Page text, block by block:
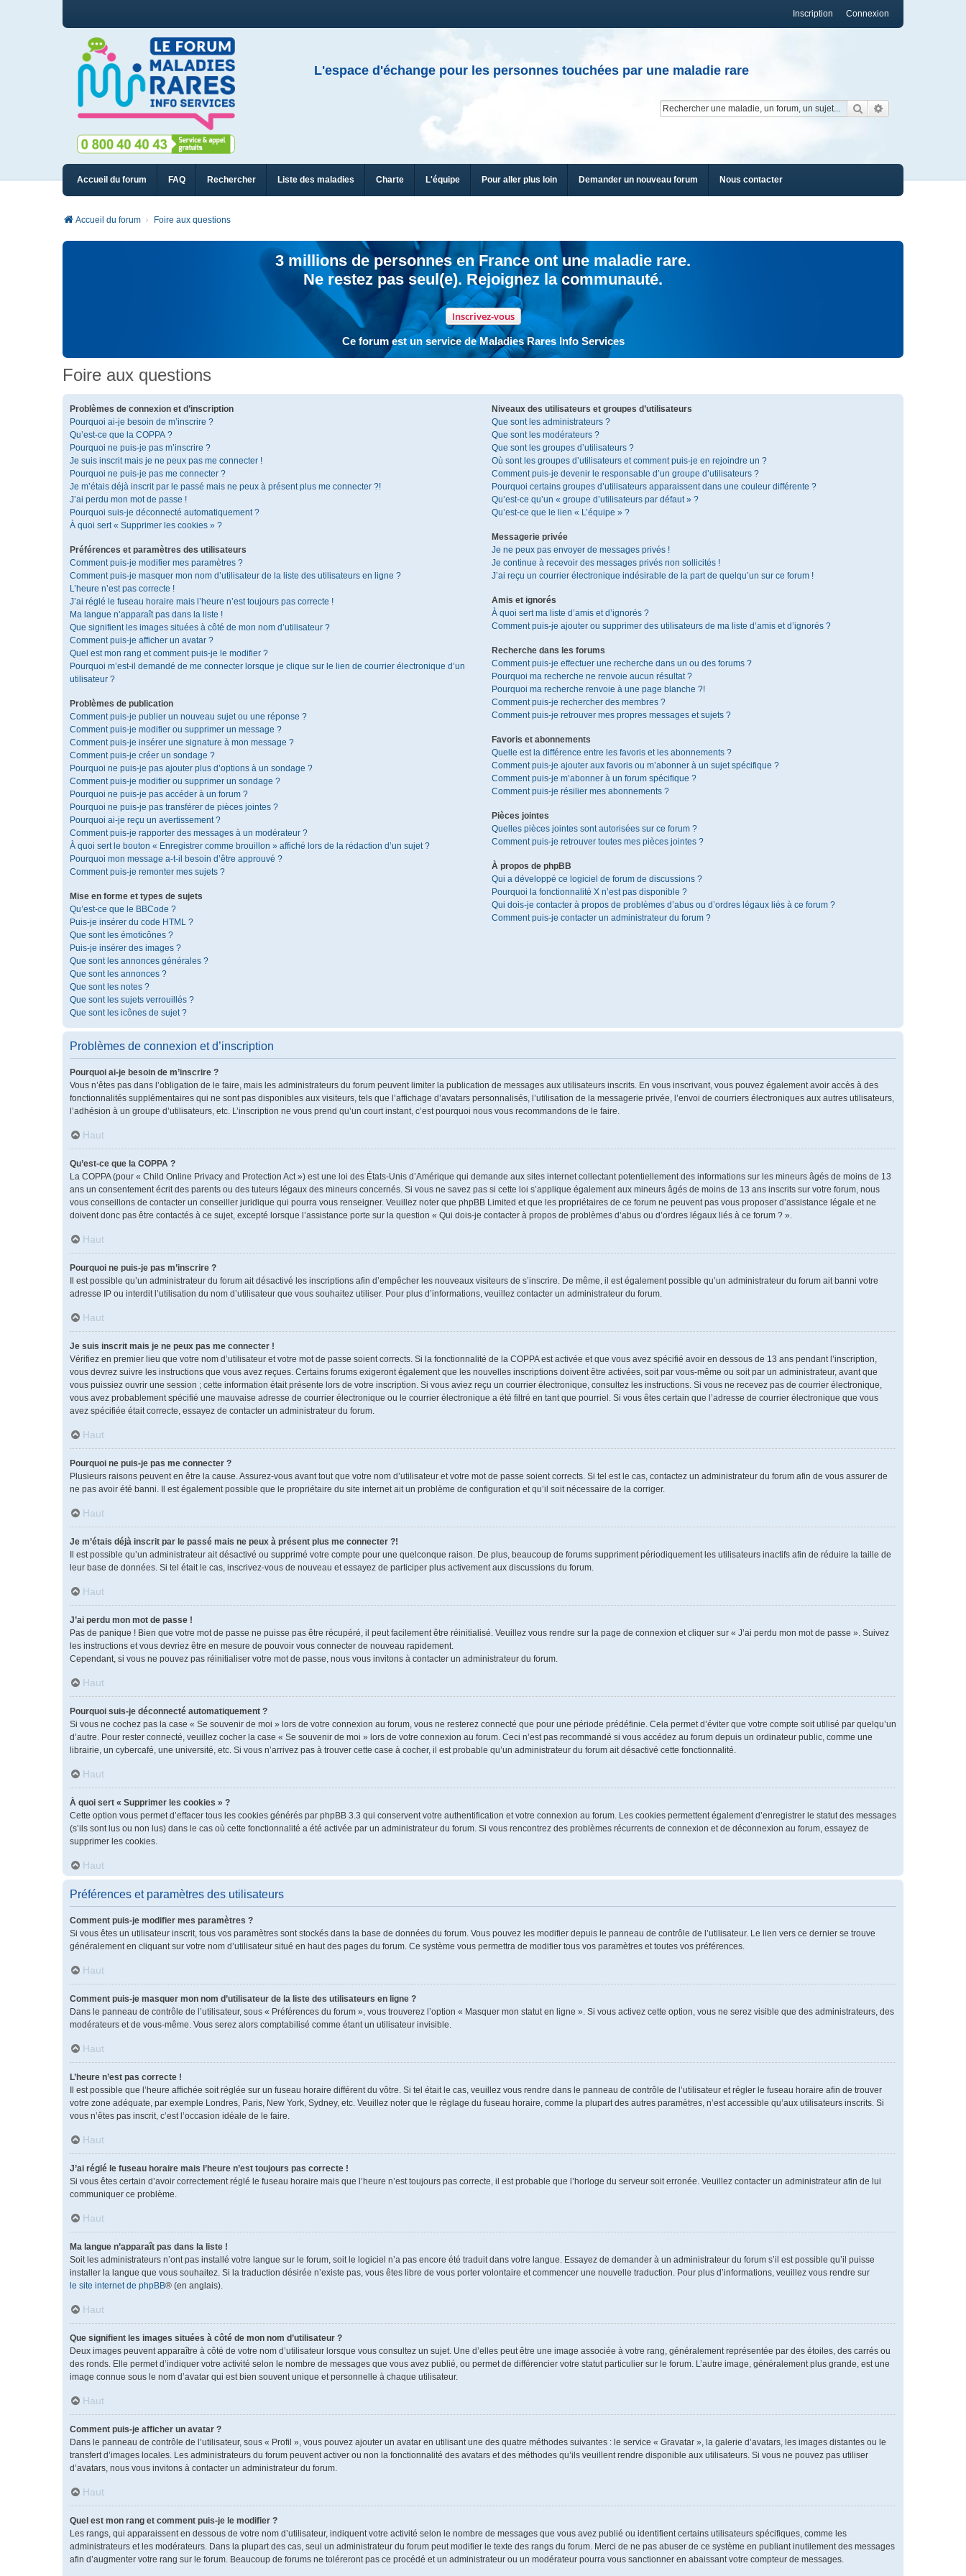
Connexion
Inscription
L'espace d'échange pour les personnes touchées par une maladie rare
Rechercher
Accueil du forum FAQ Rechercher Liste des maladies Charte L'équipe Pour aller plus loin Demander un nouveau forum Nous contacter
Accueil du forum Foire aux questions
3 millions de personnes en France ont une maladie rare.
Ne restez pas seul(e). Rejoignez la communauté.
Inscrivez-vous
Ce forum est un service de Maladies Rares Info Services
Foire aux questions
Problèmes de connexion et d’inscription
Pourquoi ai-je besoin de m’inscrire ?
Qu’est-ce que la COPPA ?
Pourquoi ne puis-je pas m’inscrire ?
Je suis inscrit mais je ne peux pas me connecter !
Pourquoi ne puis-je pas me connecter ?
Je m’étais déjà inscrit par le passé mais ne peux à présent plus me connecter ?!
J’ai perdu mon mot de passe !
Pourquoi suis-je déconnecté automatiquement ?
À quoi sert « Supprimer les cookies » ?
Préférences et paramètres des utilisateurs
Comment puis-je modifier mes paramètres ?
Comment puis-je masquer mon nom d’utilisateur de la liste des utilisateurs en ligne ?
L’heure n’est pas correcte !
J’ai réglé le fuseau horaire mais l’heure n’est toujours pas correcte !
Ma langue n’apparaît pas dans la liste !
Que signifient les images situées à côté de mon nom d’utilisateur ?
Comment puis-je afficher un avatar ?
Quel est mon rang et comment puis-je le modifier ?
Pourquoi m’est-il demandé de me connecter lorsque je clique sur le lien de courrier électronique d’un
utilisateur ?
Problèmes de publication
Comment puis-je publier un nouveau sujet ou une réponse ?
Comment puis-je modifier ou supprimer un message ?
Comment puis-je insérer une signature à mon message ?
Comment puis-je créer un sondage ?
Pourquoi ne puis-je pas ajouter plus d’options à un sondage ?
Comment puis-je modifier ou supprimer un sondage ?
Pourquoi ne puis-je pas accéder à un forum ?
Pourquoi ne puis-je pas transférer de pièces jointes ?
Pourquoi ai-je reçu un avertissement ?
Comment puis-je rapporter des messages à un modérateur ?
À quoi sert le bouton « Enregistrer comme brouillon » affiché lors de la rédaction d’un sujet ?
Pourquoi mon message a-t-il besoin d’être approuvé ?
Comment puis-je remonter mes sujets ?
Mise en forme et types de sujets
Qu’est-ce que le BBCode ?
Puis-je insérer du code HTML ?
Que sont les émoticônes ?
Puis-je insérer des images ?
Que sont les annonces générales ?
Que sont les annonces ?
Que sont les notes ?
Que sont les sujets verrouillés ?
Que sont les icônes de sujet ?
Niveaux des utilisateurs et groupes d’utilisateurs
Que sont les administrateurs ?
Que sont les modérateurs ?
Que sont les groupes d’utilisateurs ?
Où sont les groupes d’utilisateurs et comment puis-je en rejoindre un ?
Comment puis-je devenir le responsable d’un groupe d’utilisateurs ?
Pourquoi certains groupes d’utilisateurs apparaissent dans une couleur différente ?
Qu’est-ce qu’un « groupe d’utilisateurs par défaut » ?
Qu’est-ce que le lien « L’équipe » ?
Messagerie privée
Je ne peux pas envoyer de messages privés !
Je continue à recevoir des messages privés non sollicités !
J’ai reçu un courrier électronique indésirable de la part de quelqu’un sur ce forum !
Amis et ignorés
À quoi sert ma liste d’amis et d’ignorés ?
Comment puis-je ajouter ou supprimer des utilisateurs de ma liste d’amis et d’ignorés ?
Recherche dans les forums
Comment puis-je effectuer une recherche dans un ou des forums ?
Pourquoi ma recherche ne renvoie aucun résultat ?
Pourquoi ma recherche renvoie à une page blanche ?!
Comment puis-je rechercher des membres ?
Comment puis-je retrouver mes propres messages et sujets ?
Favoris et abonnements
Quelle est la différence entre les favoris et les abonnements ?
Comment puis-je ajouter aux favoris ou m’abonner à un sujet spécifique ?
Comment puis-je m’abonner à un forum spécifique ?
Comment puis-je résilier mes abonnements ?
Pièces jointes
Quelles pièces jointes sont autorisées sur ce forum ?
Comment puis-je retrouver toutes mes pièces jointes ?
À propos de phpBB
Qui a développé ce logiciel de forum de discussions ?
Pourquoi la fonctionnalité X n’est pas disponible ?
Qui dois-je contacter à propos de problèmes d’abus ou d’ordres légaux liés à ce forum ?
Comment puis-je contacter un administrateur du forum ?
Problèmes de connexion et d’inscription
Pourquoi ai-je besoin de m’inscrire ?
Vous n’êtes pas dans l’obligation de le faire, mais les administrateurs du forum peuvent limiter la publication de messages aux utilisateurs inscrits. En vous inscrivant, vous pouvez également avoir accès à des
fonctionnalités supplémentaires qui ne sont pas disponibles aux visiteurs, tels que l’affichage d’avatars personnalisés, l’utilisation de la messagerie privée, l’envoi de courriers électroniques aux autres utilisateurs,
l’adhésion à un groupe d’utilisateurs, etc. L’inscription ne vous prend qu’un court instant, c’est pourquoi nous vous recommandons de le faire.
Haut
Qu’est-ce que la COPPA ?
La COPPA (pour « Child Online Privacy and Protection Act ») est une loi des États-Unis d’Amérique qui demande aux sites internet collectant potentiellement des informations sur les mineurs âgés de moins de 13
ans un consentement écrit des parents ou des tuteurs légaux des mineurs concernés. Si vous ne savez pas si cette loi s’applique également aux mineurs âgés de moins de 13 ans inscrits sur votre forum, nous
vous conseillons de contacter un conseiller juridique qui pourra vous renseigner. Veuillez noter que phpBB Limited et que les propriétaires de ce forum ne peuvent pas vous proposer d’assistance légale et ne
doivent donc pas être contactés à ce sujet, excepté lorsque l’assistance porte sur la question « Qui dois-je contacter à propos de problèmes d’abus ou d’ordres légaux liés à ce forum ? ».
Haut
Pourquoi ne puis-je pas m’inscrire ?
Il est possible qu’un administrateur du forum ait désactivé les inscriptions afin d’empêcher les nouveaux visiteurs de s’inscrire. De même, il est également possible qu’un administrateur du forum ait banni votre
adresse IP ou interdit l’utilisation du nom d’utilisateur que vous souhaitez utiliser. Pour plus d’informations, veuillez contacter un administrateur du forum.
Haut
Je suis inscrit mais je ne peux pas me connecter !
Vérifiez en premier lieu que votre nom d’utilisateur et votre mot de passe soient corrects. Si la fonctionnalité de la COPPA est activée et que vous avez spécifié avoir en dessous de 13 ans pendant l’inscription,
vous devrez suivre les instructions que vous avez reçues. Certains forums exigeront également que les nouvelles inscriptions doivent être activées, soit par vous-même ou soit par un administrateur, avant que
vous puissiez ouvrir une session ; cette information était présente lors de votre inscription. Si vous aviez reçu un courrier électronique, consultez les instructions. Si vous ne recevez pas de courrier électronique,
vous avez probablement spécifié une mauvaise adresse de courrier électronique ou le courrier électronique a été filtré en tant que pourriel. Si vous êtes certain que l’adresse de courrier électronique que vous
avez spécifiée était correcte, essayez de contacter un administrateur du forum.
Haut
Pourquoi ne puis-je pas me connecter ?
Plusieurs raisons peuvent en être la cause. Assurez-vous avant tout que votre nom d’utilisateur et votre mot de passe soient corrects. Si tel est le cas, contactez un administrateur du forum afin de vous assurer de
ne pas avoir été banni. Il est également possible que le propriétaire du site internet ait un problème de configuration et qu’il soit nécessaire de la corriger.
Haut
Je m’étais déjà inscrit par le passé mais ne peux à présent plus me connecter ?!
Il est possible qu’un administrateur ait désactivé ou supprimé votre compte pour une quelconque raison. De plus, beaucoup de forums suppriment périodiquement les utilisateurs inactifs afin de réduire la taille de
leur base de données. Si tel était le cas, inscrivez-vous de nouveau et essayez de participer plus activement aux discussions du forum.
Haut
J’ai perdu mon mot de passe !
Pas de panique ! Bien que votre mot de passe ne puisse pas être récupéré, il peut facilement être réinitialisé. Veuillez vous rendre sur la page de connexion et cliquer sur « J’ai perdu mon mot de passe ». Suivez
les instructions et vous devriez être en mesure de pouvoir vous connecter de nouveau rapidement.
Cependant, si vous ne pouvez pas réinitialiser votre mot de passe, nous vous invitons à contacter un administrateur du forum.
Haut
Pourquoi suis-je déconnecté automatiquement ?
Si vous ne cochez pas la case « Se souvenir de moi » lors de votre connexion au forum, vous ne resterez connecté que pour une période prédéfinie. Cela permet d’éviter que votre compte soit utilisé par quelqu’un
d’autre. Pour rester connecté, veuillez cocher la case « Se souvenir de moi » lors de votre connexion au forum. Ceci n’est pas recommandé si vous accédez au forum depuis un ordinateur public, comme une
librairie, un cybercafé, une université, etc. Si vous n’arrivez pas à trouver cette case à cocher, il est probable qu’un administrateur du forum ait désactivé cette fonctionnalité.
Haut
À quoi sert « Supprimer les cookies » ?
Cette option vous permet d’effacer tous les cookies générés par phpBB 3.3 qui conservent votre authentification et votre connexion au forum. Les cookies permettent également d’enregistrer le statut des messages
(s’ils sont lus ou non lus) dans le cas où cette fonctionnalité a été activée par un administrateur du forum. Si vous rencontrez des problèmes récurrents de connexion et de déconnexion au forum, essayez de
supprimer les cookies.
Haut
Préférences et paramètres des utilisateurs
Comment puis-je modifier mes paramètres ?
Si vous êtes un utilisateur inscrit, tous vos paramètres sont stockés dans la base de données du forum. Vous pouvez les modifier depuis le panneau de contrôle de l’utilisateur. Le lien vers ce dernier se trouve
généralement en cliquant sur votre nom d’utilisateur situé en haut des pages du forum. Ce système vous permettra de modifier tous vos paramètres et toutes vos préférences.
Haut
Comment puis-je masquer mon nom d’utilisateur de la liste des utilisateurs en ligne ?
Dans le panneau de contrôle de l’utilisateur, sous « Préférences du forum », vous trouverez l’option « Masquer mon statut en ligne ». Si vous activez cette option, vous ne serez visible que des administrateurs, des
modérateurs et de vous-même. Vous serez alors comptabilisé comme étant un utilisateur invisible.
Haut
L’heure n’est pas correcte !
Il est possible que l’heure affichée soit réglée sur un fuseau horaire différent du vôtre. Si tel était le cas, veuillez vous rendre dans le panneau de contrôle de l’utilisateur et régler le fuseau horaire afin de trouver
votre zone adéquate, par exemple Londres, Paris, New York, Sydney, etc. Veuillez noter que le réglage du fuseau horaire, comme la plupart des autres paramètres, n’est accessible qu’aux utilisateurs inscrits. Si
vous n’êtes pas inscrit, c’est l’occasion idéale de le faire.
Haut
J’ai réglé le fuseau horaire mais l’heure n’est toujours pas correcte !
Si vous êtes certain d’avoir correctement réglé le fuseau horaire mais que l’heure n’est toujours pas correcte, il est probable que l’horloge du serveur soit erronée. Veuillez contacter un administrateur afin de lui
communiquer ce problème.
Haut
Ma langue n’apparaît pas dans la liste !
Soit les administrateurs n’ont pas installé votre langue sur le forum, soit le logiciel n’a pas encore été traduit dans votre langue. Essayez de demander à un administrateur du forum s’il est possible qu’il puisse
installer la langue que vous souhaitez. Si la traduction désirée n’existe pas, vous êtes libre de vous porter volontaire et commencer une nouvelle traduction. Pour plus d’informations, veuillez vous rendre sur
le site internet de phpBB® (en anglais).
Haut
Que signifient les images situées à côté de mon nom d’utilisateur ?
Deux images peuvent apparaître à côté de votre nom d’utilisateur lorsque vous consultez un sujet. Une d’elles peut être une image associée à votre rang, généralement représentée par des étoiles, des carrés ou
des ronds. Elle permet d’indiquer votre activité selon le nombre de messages que vous avez publié, ou permet de différencier votre statut particulier sur le forum. L’autre image, généralement plus grande, est une
image connue sous le nom d’avatar qui est bien souvent unique et personnelle à chaque utilisateur.
Haut
Comment puis-je afficher un avatar ?
Dans le panneau de contrôle de l’utilisateur, sous « Profil », vous pouvez ajouter un avatar en utilisant une des quatre méthodes suivantes : le service « Gravatar », la galerie d’avatars, les images distantes ou le
transfert d’images locales. Les administrateurs du forum peuvent activer ou non la fonctionnalité des avatars et des méthodes qu’ils veuillent rendre disponible aux utilisateurs. Si vous ne pouvez pas utiliser
d’avatars, nous vous invitons à contacter un administrateur du forum.
Haut
Quel est mon rang et comment puis-je le modifier ?
Les rangs, qui apparaissent en dessous de votre nom d’utilisateur, indiquent votre activité selon le nombre de messages que vous avez publié ou identifient certains utilisateurs spécifiques, comme les
administrateurs et les modérateurs. Dans la plupart des cas, seul un administrateur du forum peut modifier le texte des rangs du forum. Merci de ne pas abuser de ce système en publiant inutilement des messages
afin d’augmenter votre rang sur le forum. Beaucoup de forums ne toléreront pas ce procédé et un administrateur ou un modérateur pourra vous sanctionner en abaissant votre compteur de messages.